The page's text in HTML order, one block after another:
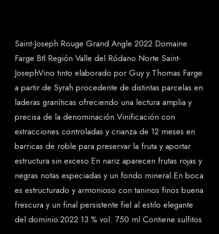
Saint-Joseph Rouge Grand Angle 2022 Domaine
Farge Btl Región Valle del Ródano Norte Saint-
JosephVino tinto elaborado por Guy y Thomas Farge
a partir de Syrah procedente de distintas parcelas en
laderas graníticas ofreciendo una lectura amplia y
precisa de la denominación.Vinificación con
extracciones controladas y crianza de 12 meses en
barricas de roble para preservar la fruta y aportar
estructura sin exceso.En nariz aparecen frutas rojas y
negras notas especiadas y un fondo mineral.En boca
es estructurado y armonioso con taninos finos buena
frescura y un final persistente fiel al estilo elegante
del dominio.2022 13 % vol. 750 ml Contiene sulfitos